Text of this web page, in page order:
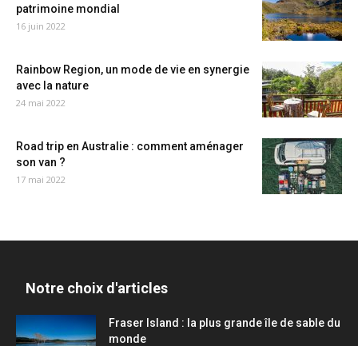
patrimoine mondial
16 juin 2022
Rainbow Region, un mode de vie en synergie
avec la nature
24 mai 2022
Road trip en Australie : comment aménager
son van ?
17 mai 2022
Notre choix d'articles
Fraser Island : la plus grande île de sable du
monde